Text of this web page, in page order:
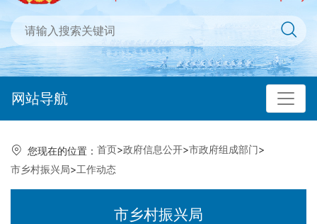
网站导航
您现在的位置： 首页>政府信息公开>市政府组成部门>
市乡村振兴局>工作动态
市乡村振兴局